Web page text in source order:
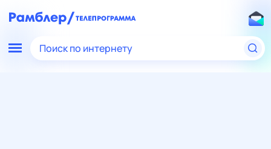
Поиск по интернету